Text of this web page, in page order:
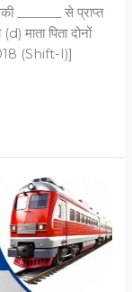
_______ से प्राप्त
माता पिता दोनों
(Shift-I)]